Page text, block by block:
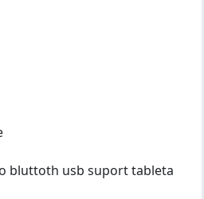
bluttoth usb suport tableta